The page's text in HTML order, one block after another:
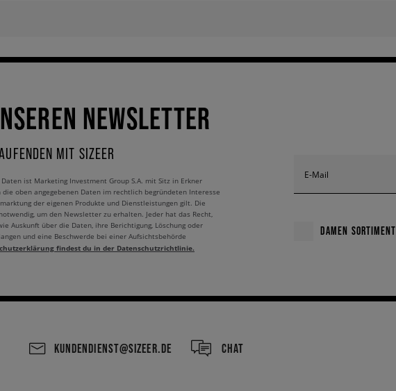
NEWSLETTER
MIT SIZEER
E-Mail
DAMEN SORTIMENT
ist Marketing Investment Group S.A. mit Sitz in Erkner
die oben angegebenen Daten im rechtlich begründeten Interesse
der eigenen Produkte und Dienstleistungen gilt. Die
um den Newsletter zu erhalten. Jeder hat das Recht,
Auskunft über die Daten, ihre Berichtigung, Löschung oder
und eine Beschwerde bei einer Aufsichtsbehörde
findest du in der Datenschutzrichtlinie.
KUNDENDIENST@SIZEER.DE CHAT